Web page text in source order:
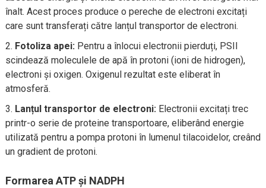
înalt. Acest proces produce o pereche de electroni excitați
care sunt transferați către lanțul transportor de electroni.
Fotoliza apei: Pentru a înlocui electronii pierduți, PSII
scindează moleculele de apă în protoni (ioni de hidrogen),
electroni și oxigen. Oxigenul rezultat este eliberat în
atmosferă.
Lanțul transportor de electroni: Electronii excitați trec
printr-o serie de proteine transportoare, eliberând energie
utilizată pentru a pompa protoni în lumenul tilacoidelor, creând
un gradient de protoni.
Formarea ATP și NADPH